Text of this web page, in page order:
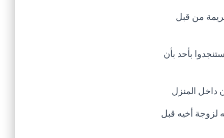
من قبل
بأحد بأن
داخل المنزل.
لزوجة أخيه قبل